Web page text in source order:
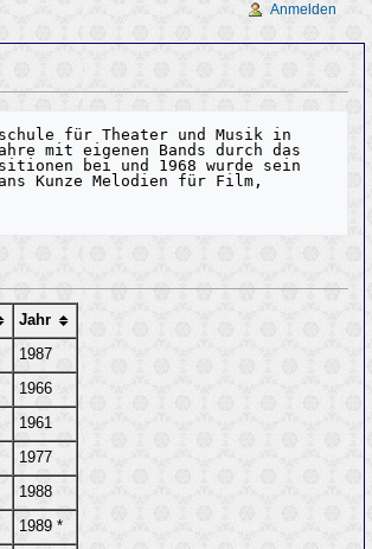
für Theater und Musik in
mit eigenen Bands durch das
bei und 1968 wurde sein
Kunze Melodien für Film,
Jahr
1987
1966
1961
1977
1988
1989 *
Anmelden